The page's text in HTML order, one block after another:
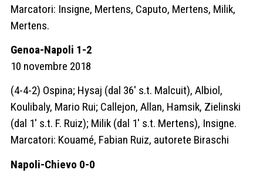
Marcatori: Insigne, Mertens, Caputo, Mertens, Milik,
Mertens.
Genoa-Napoli 1-2
10 novembre 2018
(4-4-2) Ospina; Hysaj (dal 36′ s.t. Malcuit), Albiol,
Koulibaly, Mario Rui; Callejon, Allan, Hamsik, Zielinski
(dal 1′ s.t. F. Ruiz); Milik (dal 1′ s.t. Mertens), Insigne.
Marcatori: Kouamé, Fabian Ruiz, autorete Biraschi
Napoli-Chievo 0-0